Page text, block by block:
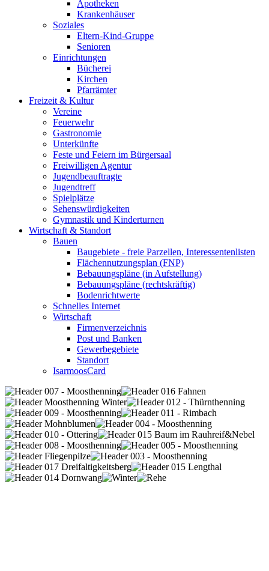
Apotheken
Krankenhäuser
Soziales
Eltern-Kind-Gruppe
Senioren
Einrichtungen
Bücherei
Kirchen
Pfarrämter
Freizeit & Kultur
Vereine
Feuerwehr
Gastronomie
Unterkünfte
Feste und Feiern im Bürgersaal
Freiwilligen Agentur
Jugendbeauftragte
Jugendtreff
Spielplätze
Sehenswürdigkeiten
Gymnastik und Kinderturnen
Wirtschaft & Standort
Bauen
Baugebiete - freie Parzellen, Interessentenlisten
Flächennutzungsplan (FNP)
Bebauungspläne (in Aufstellung)
Bebauungspläne (rechtskräftig)
Bodenrichtwerte
Schnelles Internet
Wirtschaft
Firmenverzeichnis
Post und Banken
Gewerbegebiete
Standort
IsarmoosCard